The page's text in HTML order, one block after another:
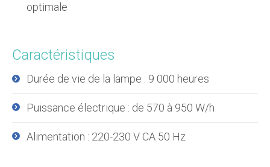
optimale
Caractéristiques
Durée de vie de la lampe : 9 000 heures
Puissance électrique : de 570 à 950 W/h
Alimentation : 220-230 V CA 50 Hz